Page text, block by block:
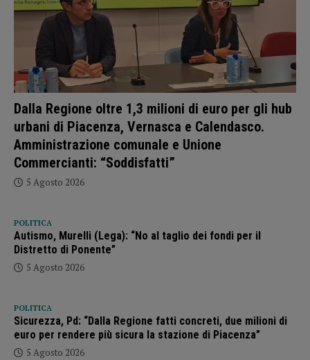
Dalla Regione oltre 1,3 milioni di euro per gli hub
urbani di Piacenza, Vernasca e Calendasco.
Amministrazione comunale e Unione
Commercianti: “Soddisfatti”
5 Agosto 2026
POLITICA
Autismo, Murelli (Lega): “No al taglio dei fondi per il
Distretto di Ponente”
5 Agosto 2026
POLITICA
Sicurezza, Pd: “Dalla Regione fatti concreti, due milioni di
euro per rendere più sicura la stazione di Piacenza”
5 Agosto 2026